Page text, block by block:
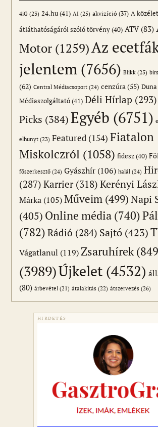
4iG (23) 24.hu(41) AI (25) akvizíció (37) A közélet
átláthatóságáról szóló törvény(40) ATV(83)
Motor (1259)Az
jelentem (7656) Blikk (25)
(62) Central Médiacsoport (24) cenzúra(55) Duna
Médiaszolgáltató(41) Déli Hírlap (293)
Picks (384)Egyéb (6751)
elhunyt (23) Featured (154) Fiatalon
Miskolczról (1058) fidesz(40)
főszerkesztő (24) Gyászhír (106) halál (24)
(287) Karrier(318) Kerényi
Márka (105) Műveim (499)Napi
(405) Online média (740)
(782) Rádió (284) Sajtó (423)
Vágatlanul (119)Zsaruhírek
(3989)Újkelet (4532)
(80) árbevétel (21) átalakítás (22) átszervezés (26)
HIRDETÉS